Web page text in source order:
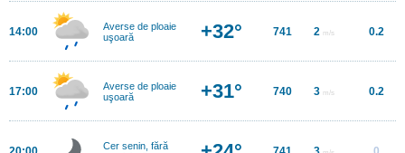
14:00
Averse de ploaie
uşoară
+32° 741 2 m/s 0.2
17:00
Averse de ploaie
uşoară
+31° 740 3 m/s 0.2
Cer senin, fără